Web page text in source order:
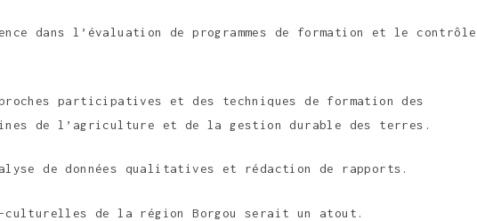
dans l’évaluation de programmes de formation et le contrôle
participatives et des techniques de formation des
de l’agriculture et de la gestion durable des terres.
de données qualitatives et rédaction de rapports.
culturelles de la région Borgou serait un atout.